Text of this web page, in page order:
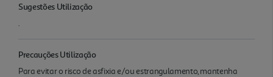
Sugestões Utilização
.
Precauções Utilização
Para evitar o risco de asfixia e/ou estrangulamento, mantenha